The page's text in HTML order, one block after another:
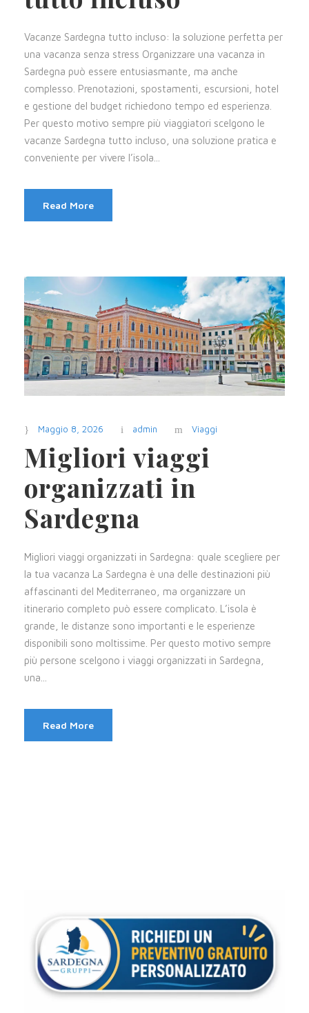
Vacanze Sardegna tutto incluso: la soluzione perfetta per
una vacanza senza stress Organizzare una vacanza in
Sardegna può essere entusiasmante, ma anche
complesso. Prenotazioni, spostamenti, escursioni, hotel
e gestione del budget richiedono tempo ed esperienza.
Per questo motivo sempre più viaggiatori scelgono le
vacanze Sardegna tutto incluso, una soluzione pratica e
conveniente per vivere l’isola...
Read More
Maggio 8, 2026 admin Viaggi
Migliori viaggi
organizzati in
Sardegna
Migliori viaggi organizzati in Sardegna: quale scegliere per
la tua vacanza La Sardegna è una delle destinazioni più
affascinanti del Mediterraneo, ma organizzare un
itinerario completo può essere complicato. L’isola è
grande, le distanze sono importanti e le esperienze
disponibili sono moltissime. Per questo motivo sempre
più persone scelgono i viaggi organizzati in Sardegna,
una...
Read More